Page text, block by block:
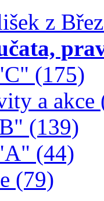
z
(175)
a akce
(139)
(44)
(79)